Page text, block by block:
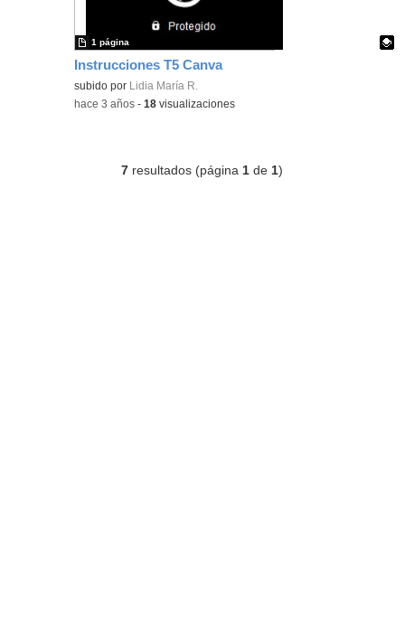
Instrucciones T5 Canva
Contenido educativo.
subido por Lidia María R.
1 página
-hace 3 años -18 visualizaciones
7 resultados (página 1 de 1)